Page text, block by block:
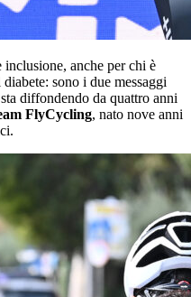
inclusione, anche per chi è
sono i due messaggi
sta diffondendo da quattro anni
FlyCycling, nato nove anni